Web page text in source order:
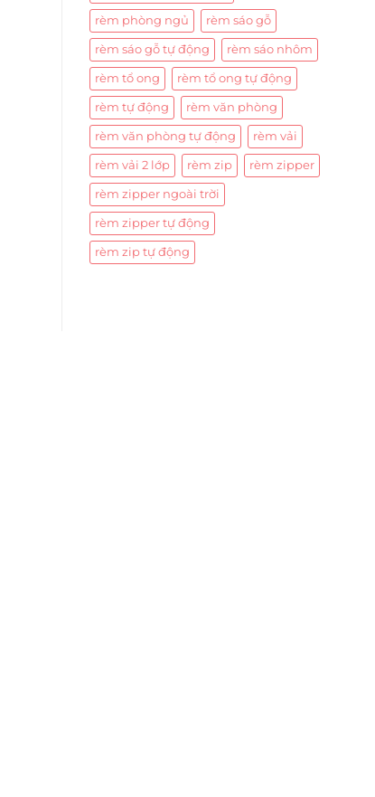
rèm phòng ngủ rèm sáo gỗ
rèm sáo gỗ tự động rèm sáo nhôm
rèm tổ ong rèm tổ ong tự động
rèm tự động rèm văn phòng
rèm văn phòng tự động rèm vải
rèm vải 2 lớp rèm zip rèm zipper
rèm zipper ngoài trời
rèm zipper tự động
rèm zip tự động